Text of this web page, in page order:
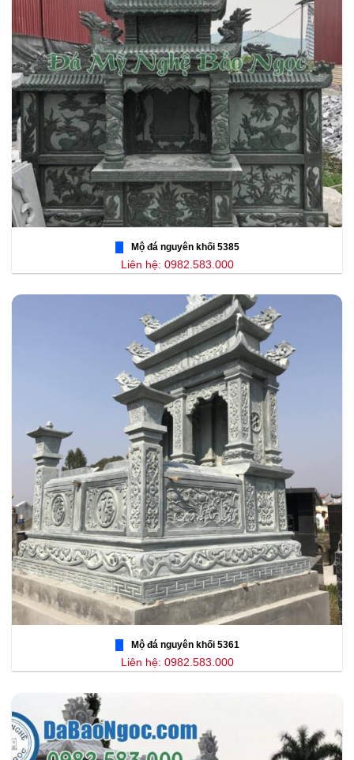
Mộ đá nguyên khối 5385
Liên hệ: 0982.583.000
Mộ đá nguyên khối 5361
Liên hệ: 0982.583.000